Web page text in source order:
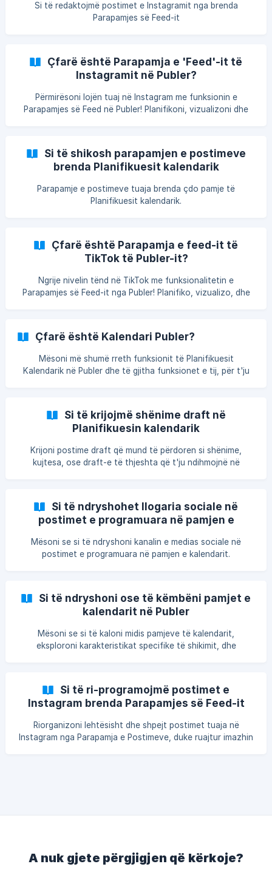
Si të redaktojmë postimet e Instagramit nga brenda
Parapamjes së Feed-it
Çfarë është Parapamja e 'Feed'-it të
Instagramit në Publer?
Përmirësoni lojën tuaj në Instagram me funksionin e
Parapamjes së Feed në Publer! Planifikoni, vizualizoni dhe
Si të shikosh parapamjen e postimeve
brenda Planifikuesit kalendarik
Parapamje e postimeve tuaja brenda çdo pamje të
Planifikuesit kalendarik.
Çfarë është Parapamja e feed-it të
TikTok të Publer-it?
Ngrije nivelin tënd në TikTok me funksionalitetin e
Parapamjes së Feed-it nga Publer! Planifiko, vizualizo, dhe
Çfarë është Kalendari Publer?
Mësoni më shumë rreth funksionit të Planifikuesit
Kalendarik në Publer dhe të gjitha funksionet e tij, për t'ju
Si të krijojmë shënime draft në
Planifikuesin kalendarik
Krijoni postime draft që mund të përdoren si shënime,
kujtesa, ose draft-e të thjeshta që t'ju ndihmojnë në
Si të ndryshohet llogaria sociale në
postimet e programuara në pamjen e
Mësoni se si të ndryshoni kanalin e medias sociale në
postimet e programuara në pamjen e kalendarit.
Si të ndryshoni ose të këmbëni pamjet e
kalendarit në Publer
Mësoni se si të kaloni midis pamjeve të kalendarit,
eksploroni karakteristikat specifike të shikimit, dhe
Si të ri-programojmë postimet e
Instagram brenda Parapamjes së Feed-it
Riorganizoni lehtësisht dhe shpejt postimet tuaja në
Instagram nga Parapamja e Postimeve, duke ruajtur imazhin
A nuk gjete përgjigjen që kërkoje?